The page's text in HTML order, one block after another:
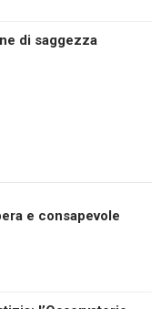
di saggezza
e consapevole